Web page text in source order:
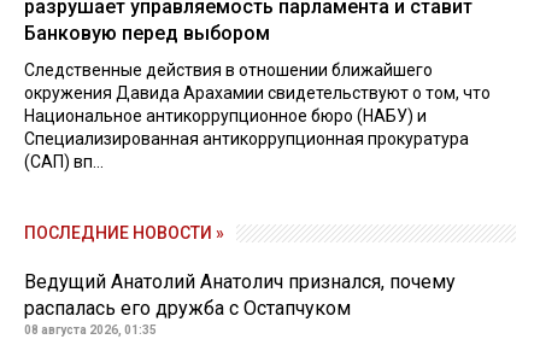
разрушает управляемость парламента и ставит
Банковую перед выбором
Следственные действия в отношении ближайшего
окружения Давида Арахамии свидетельствуют о том, что
Национальное антикоррупционное бюро (НАБУ) и
Специализированная антикоррупционная прокуратура
(САП) вп...
ПОСЛЕДНИЕ НОВОСТИ »
Ведущий Анатолий Анатолич признался, почему
распалась его дружба с Остапчуком
08 августа 2026, 01:35